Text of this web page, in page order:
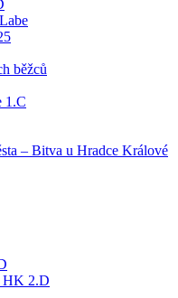
běžců
1.C
– Bitva u Hradce Králové
HK 2.D